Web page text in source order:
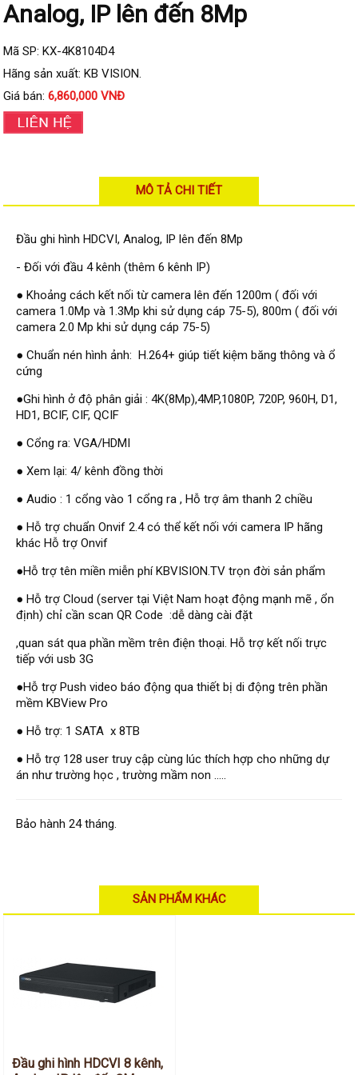
Đầu ghi IP KBVISION
Đầu ghi IP Dahua
Đầu ghi IP Visionhitech
Camera Analog
Camera KBVISION
Camera HDParagon
Đầu ghi HDParagon
Đầu ghi HIKVISION
Đầu ghi Visionhitech
Đầu ghi Dahua
Thiết bị chống trộm
Thiết bị chống trộm Paradox
Thiết bị Enforcer
access control
Khóa điện tử VIRO
Khóa điện tử KBVISION
Access control Syris
LẮP ĐẶT CAMERA TRỌN GÓI
GIẢI PHÁP CAMERA AN NINH
GIẢI PHÁP GIÁM SÁT RA VÀO
GIẢI PHÁP NHỎ TRỌN GÓI
Hướng dẫn sử dụng
Tin tức
Liên hệ
Analog, IP lên đến 8Mp
Mã SP: KX-4K8104D4
Hãng sản xuất: KB VISION.
Giá bán:6,860,000 VNĐ
MÔ TẢ CHI TIẾT
Đầu ghi hình HDCVI, Analog, IP lên đến 8Mp
- Đối với đầu 4 kênh (thêm 6 kênh IP)
● Khoảng cách kết nối từ camera lên đến 1200m ( đối với
camera 1.0Mp và 1.3Mp khi sử dụng cáp 75-5), 800m ( đối với
camera 2.0 Mp khi sử dụng cáp 75-5)
● Chuẩn nén hình ảnh: H.264+ giúp tiết kiệm băng thông và ổ
cứng
●Ghi hình ở độ phân giải : 4K(8Mp),4MP,1080P, 720P, 960H, D1,
HD1, BCIF, CIF, QCIF
● Cổng ra: VGA/HDMI
● Xem lại: 4/ kênh đồng thời
● Audio : 1 cổng vào 1 cổng ra , Hỗ trợ âm thanh 2 chiều
● Hỗ trợ chuẩn Onvif 2.4 có thể kết nối với camera IP hãng
khác Hỗ trợ Onvif
●Hỗ trợ tên miền miễn phí KBVISION.TV trọn đời sản phẩm
● Hỗ trợ Cloud (server tại Việt Nam hoạt động mạnh mẽ , ổn
định) chỉ cần scan QR Code :dễ dàng cài đặt
,quan sát qua phần mềm trên điện thoại. Hỗ trợ kết nối trực
tiếp với usb 3G
●Hỗ trợ Push video báo động qua thiết bị di động trên phần
mềm KBView Pro
● Hỗ trợ: 1 SATA x 8TB
● Hỗ trợ 128 user truy cập cùng lúc thích hợp cho những dự
án như trường học , trường mầm non .....
Bảo hành 24 tháng.
SẢN PHẨM KHÁC
Đầu ghi hình HDCVI 8 kênh,